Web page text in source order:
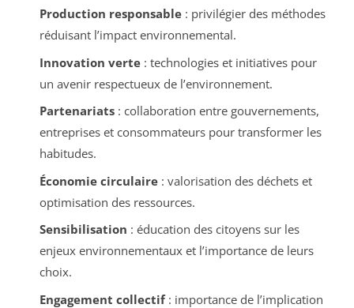
Production responsable: privilégier des méthodes
réduisant l’impact environnemental.
Innovation verte: technologies et initiatives pour
un avenir respectueux de l’environnement.
Partenariats: collaboration entre gouvernements,
entreprises et consommateurs pour transformer les
habitudes.
Économie circulaire: valorisation des déchets et
optimisation des ressources.
Sensibilisation : éducation des citoyens sur les
enjeux environnementaux et l’importance de leurs
choix.
Engagement collectif: importance de l’implication